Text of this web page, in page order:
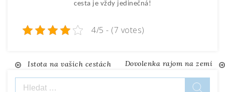
cesta je vždy jedinečná!
4/5 - (7 votes)
Navigace
Istota na vašich cestách Dovolenka rajom na zemi